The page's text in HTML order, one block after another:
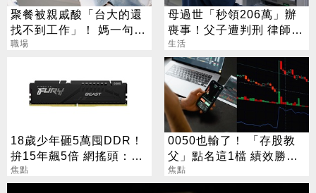
聚餐被親戚酸「台大的還
找不到工作」！ 媽一句神
回戰場秒靜音
職場
母過世「秒領206萬」辦
喪事！父子遭判刑 律師：
搶錢先下手是罪
生活
18歲少年砸5萬囤DDR！
拚15年飆5倍 網搖頭：會
報廢
焦點
0050也輸了！ 「存股教
父」點名這1檔 績效勝出
還更抗跌
焦點